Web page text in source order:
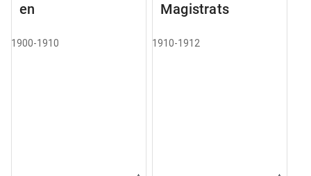
en
1900-1910
Magistrats
1910-1912